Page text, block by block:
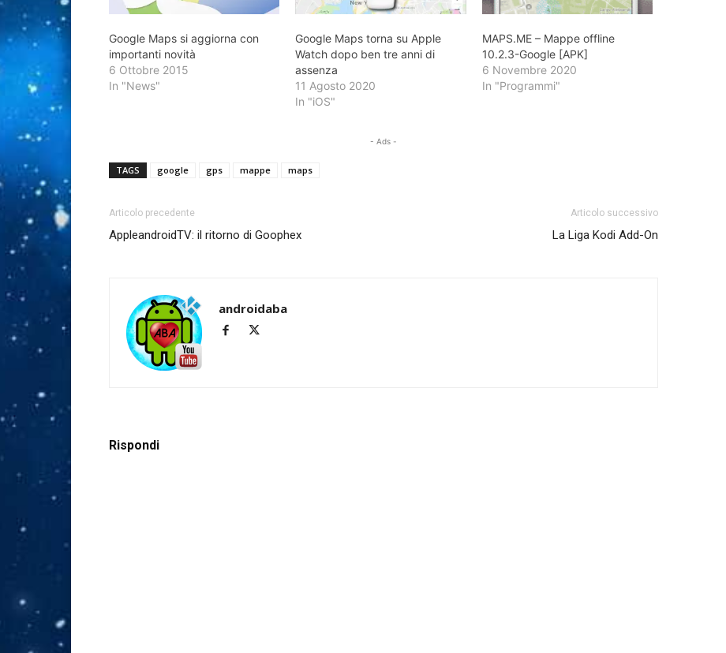
Google Maps si aggiorna con
importanti novità
6 Ottobre 2015
In "News"
Google Maps torna su Apple
Watch dopo ben tre anni di
assenza
11 Agosto 2020
In "iOS"
MAPS.ME – Mappe offline
10.2.3-Google [APK]
6 Novembre 2020
In "Programmi"
- Ads -
TAGS google gps mappe maps
Articolo precedente
AppleandroidTV: il ritorno di Goophex
Articolo successivo
La Liga Kodi Add-On
androidaba
Rispondi